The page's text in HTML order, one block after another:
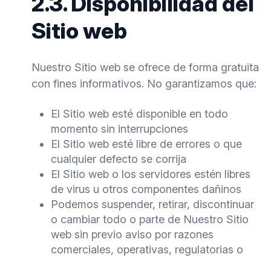
Sitio web
Nuestro Sitio web se ofrece de forma gratuita
con fines informativos. No garantizamos que:
El Sitio web esté disponible en todo
momento sin interrupciones
El Sitio web esté libre de errores o que
cualquier defecto se corrija
El Sitio web o los servidores estén libres
de virus u otros componentes dañinos
Podemos suspender, retirar, discontinuar
o cambiar todo o parte de Nuestro Sitio
web sin previo aviso por razones
comerciales, operativas, regulatorias o